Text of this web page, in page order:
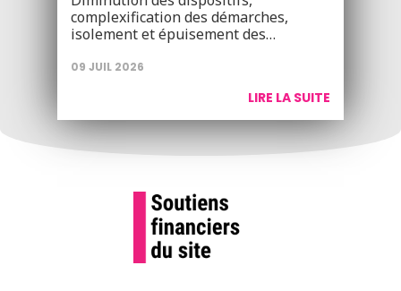
complexification des démarches,
isolement et épuisement des…
09 JUIL 2026
LIRE LA SUITE